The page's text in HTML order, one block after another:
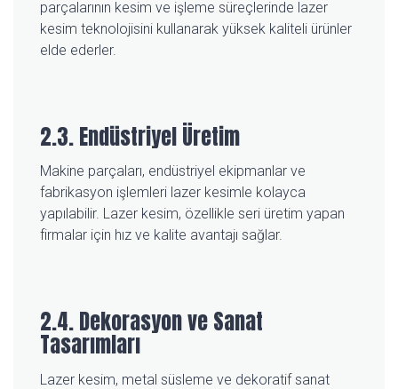
parçalarının kesim ve işleme süreçlerinde lazer
kesim teknolojisini kullanarak yüksek kaliteli ürünler
elde ederler.
2.3. Endüstriyel Üretim
Makine parçaları, endüstriyel ekipmanlar ve
fabrikasyon işlemleri lazer kesimle kolayca
yapılabilir. Lazer kesim, özellikle seri üretim yapan
firmalar için hız ve kalite avantajı sağlar.
2.4. Dekorasyon ve Sanat
Tasarımları
Lazer kesim, metal süsleme ve dekoratif sanat